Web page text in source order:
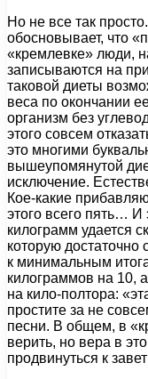
Но не все так
обосновывает, что
«кремлевке» люди,
записываются на
таковой диеты
веса по окончании
организм без
этого совсем
это многими
вышеупомянутой
исключение.
Кое-какие
этого всего пять… И
килограмм удается
которую
к минимальным
килограммов на 10,
на кило-полтора:
простите за не
песни. В общем, в
верить, но вера в
продвинуться к